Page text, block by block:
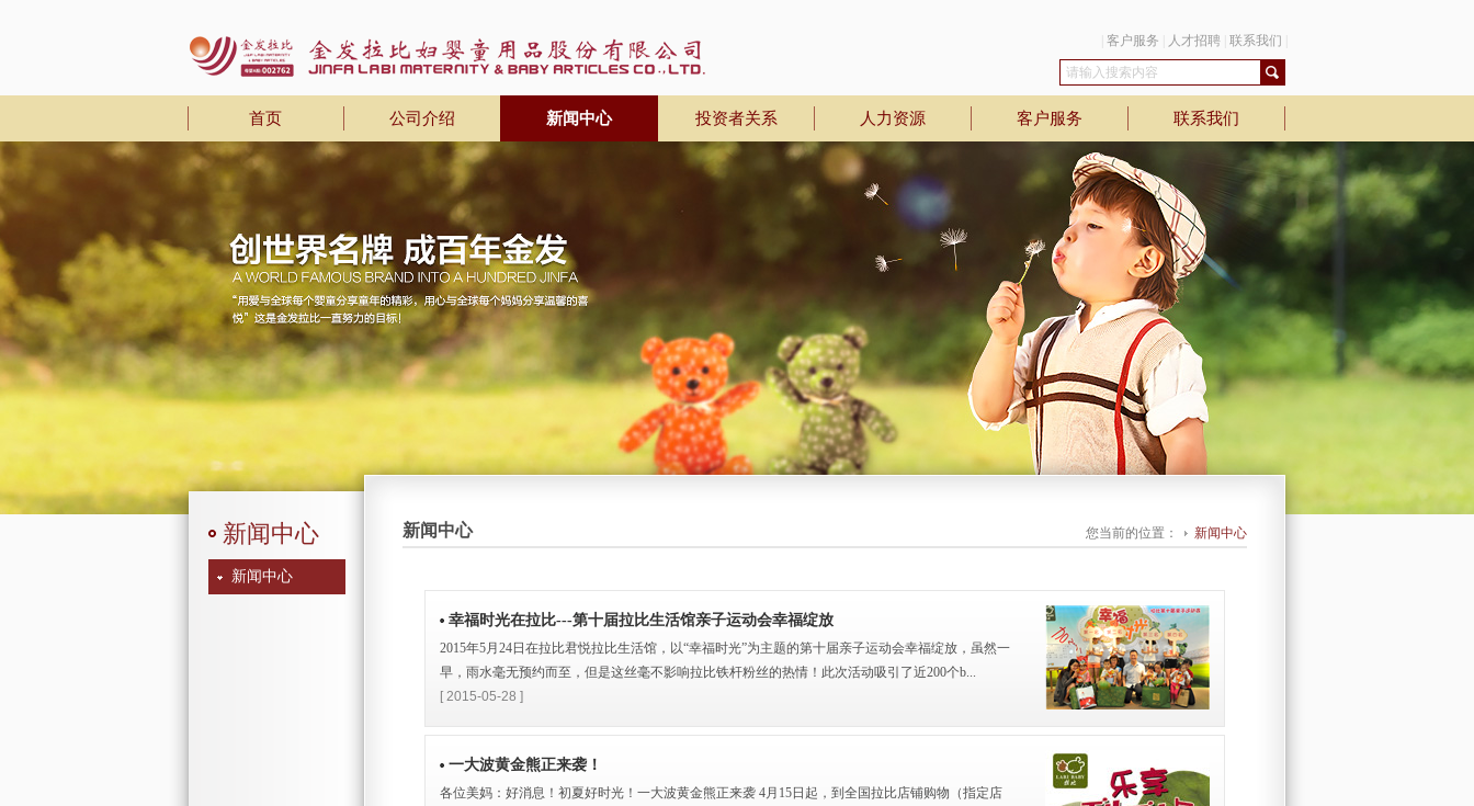
客户服务 人才招聘 联系我们
首页 公司介绍 新闻中心 投资者关系 人力资源 客户服务 联系我们
新闻中心
新闻中心
新闻中心 您当前的位置： 新闻中心
幸福时光在拉比---第十届拉比生活馆亲子运动会幸福绽放
2015年5月24日在拉比君悦拉比生活馆，以“幸福时光”为主题的第十届亲子运动会幸福绽放，虽然一
早，雨水毫无预约而至，但是这丝毫不影响拉比铁杆粉丝的热情！此次活动吸引了近200个b...
[ 2015-05-28 ]
一大波黄金熊正来袭！
各位美妈：好消息！初夏好时光！一大波黄金熊正来袭 4月15日起，到全国拉比店铺购物（指定店